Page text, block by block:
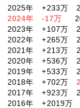
2025年 +233万
2024年 -17万
2023年 +107万
2022年 +265万
2021年 +213万
2020年 +536万
2019年 +533万
2018年 +702万
2017年 +923万
2016年 +2019万